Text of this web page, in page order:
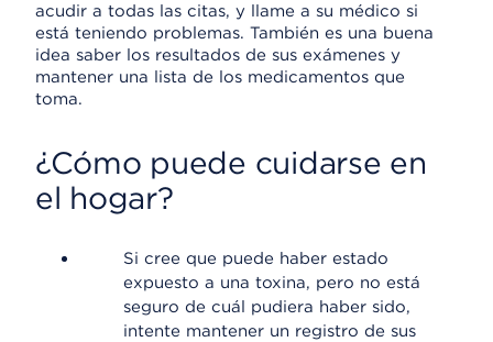
acudir a todas las citas, y llame a su médico si
está teniendo problemas. También es una buena
idea saber los resultados de sus exámenes y
mantener una lista de los medicamentos que
toma.
¿Cómo puede cuidarse en
el hogar?
Si cree que puede haber estado
expuesto a una toxina, pero no está
seguro de cuál pudiera haber sido,
intente mantener un registro de sus